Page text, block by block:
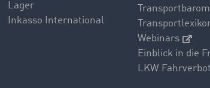
Lager
Inkasso International
Webinars
Einblick in die
LKW Fahrverbot